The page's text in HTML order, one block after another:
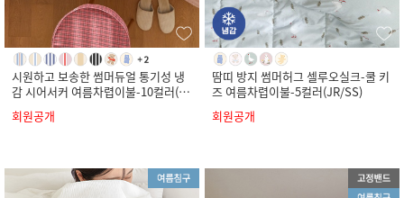
시원하고 보송한 썸머듀얼 통기성 냉
감 시어서커 여름차렵이불-10컬러(S
S/Q/K)
회원공개
땀띠 방지 썸머허그 셀루오실크-쿨 키
즈 여름차렵이불-5컬러(JR/SS)
회원공개